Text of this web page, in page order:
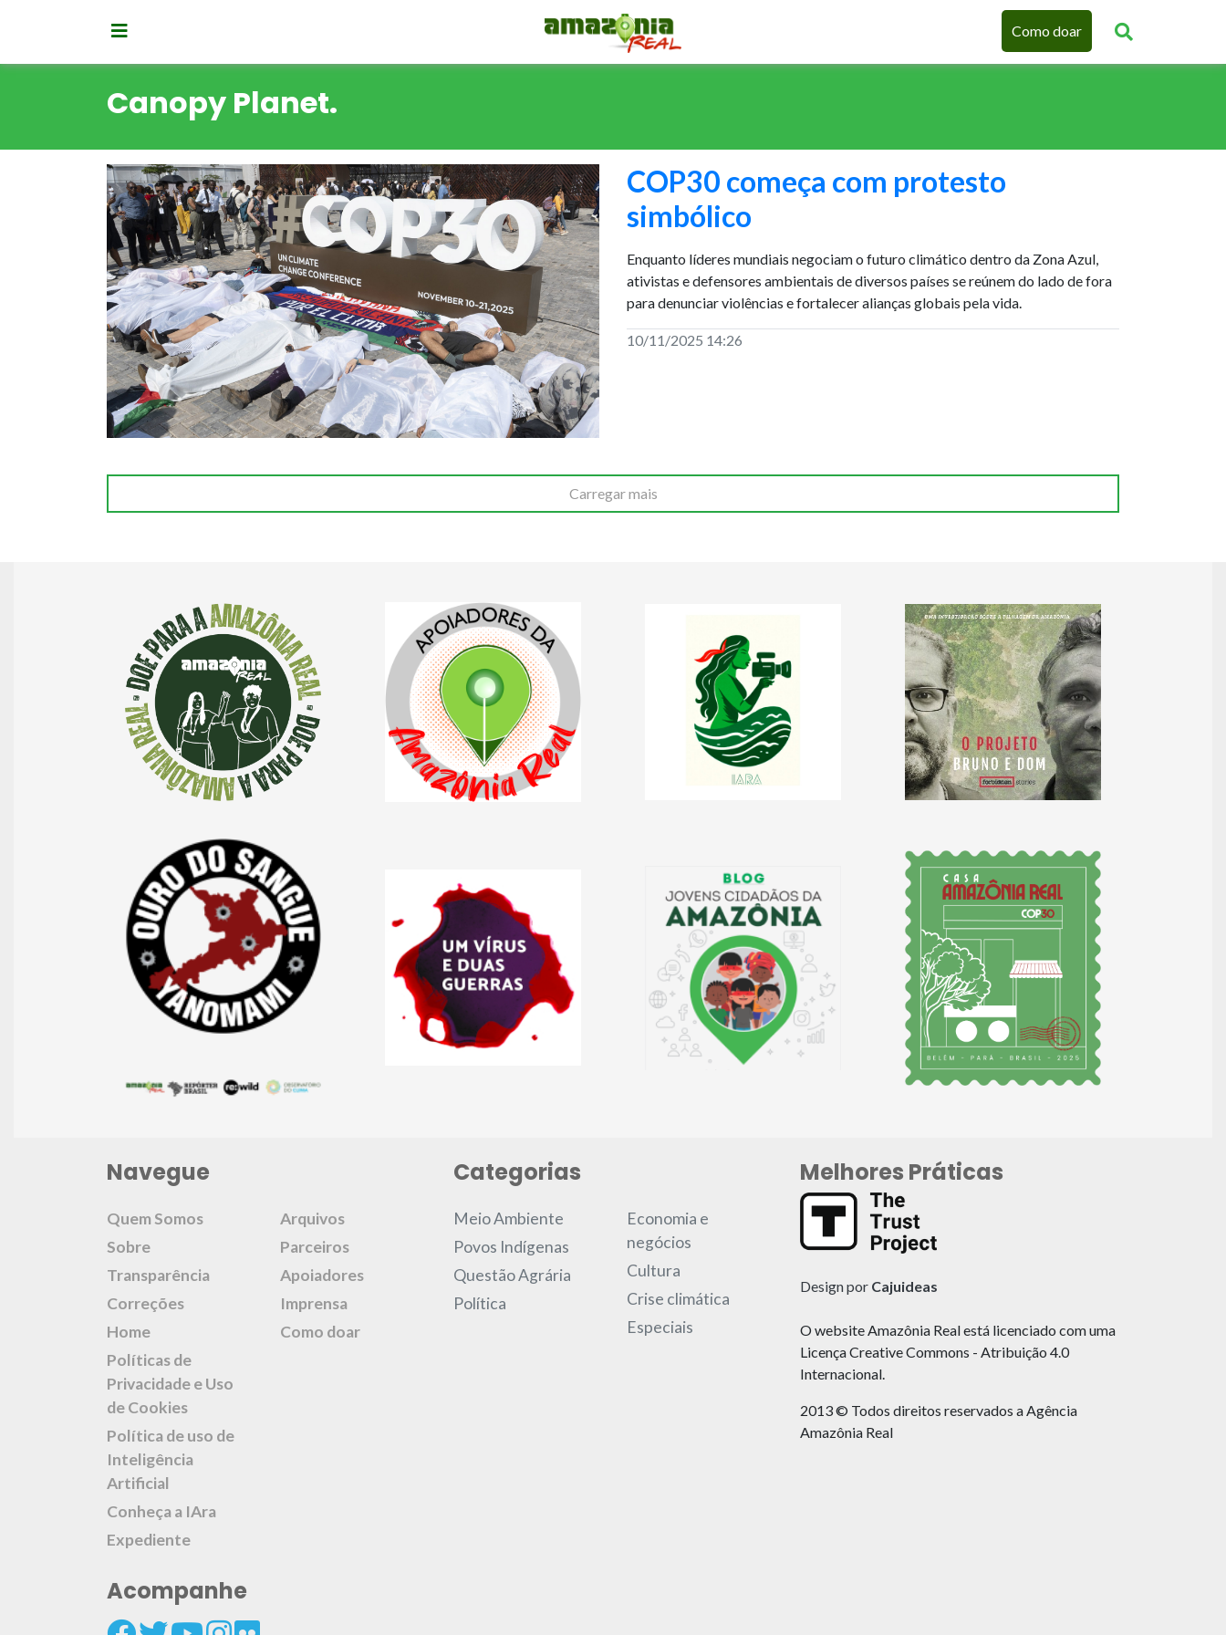
Como doar
Canopy Planet.
COP30 começa com protesto
simbólico
Enquanto líderes mundiais negociam o futuro climático dentro da Zona Azul,
ativistas e defensores ambientais de diversos países se reúnem do lado de fora
para denunciar violências e fortalecer alianças globais pela vida.
10/11/2025 14:26
Carregar mais
Navegue
Quem Somos
Sobre
Transparência
Correções
Home
Políticas de
Privacidade e Uso
de Cookies
Política de uso de
Inteligência
Artificial
Conheça a IAra
Expediente
Arquivos
Parceiros
Apoiadores
Imprensa
Como doar
Acompanhe
Categorias
Meio Ambiente
Povos Indígenas
Questão Agrária
Política
Economia e
negócios
Cultura
Crise climática
Especiais
Melhores Práticas
Design por Cajuideas
O website Amazônia Real está licenciado com uma
Licença Creative Commons - Atribuição 4.0
Internacional.
2013 © Todos direitos reservados a Agência
Amazônia Real